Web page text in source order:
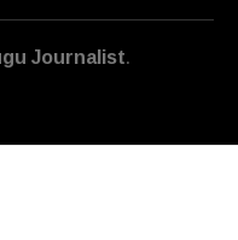
Journalist.